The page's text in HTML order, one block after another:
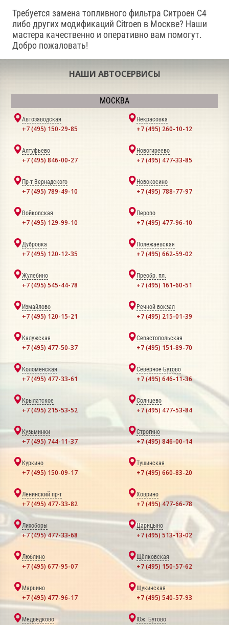
Требуется замена топливного фильтра Ситроен С4
либо других модификаций Citroen в Москве? Наши
мастера качественно и оперативно вам помогут.
Добро пожаловать!
НАШИ АВТОСЕРВИСЫ
МОСКВА
Автозаводская
+7 (495) 150-29-85
Некрасовка
+7 (495) 260-10-12
Алтуфьево
+7 (495) 846-00-27
Новогиреево
+7 (495) 477-33-85
Пр-т Вернадского
+7 (495) 789-49-10
Новокосино
+7 (495) 788-77-97
Войковская
+7 (495) 129-99-10
Перово
+7 (495) 477-96-10
Дубровка
+7 (495) 120-12-35
Полежаевская
+7 (495) 662-59-02
Жулебино
+7 (495) 545-44-78
Преобр. пл.
+7 (495) 161-60-51
Измайлово
+7 (495) 120-15-21
Речной вокзал
+7 (495) 215-01-39
Калужская
+7 (495) 477-50-37
Севастопольская
+7 (495) 151-89-70
Коломенская
+7 (495) 477-33-61
Северное Бутово
+7 (495) 646-11-36
Крылатское
+7 (495) 215-53-52
Солнцево
+7 (495) 477-53-84
Кузьминки
+7 (495) 744-11-37
Строгино
+7 (495) 846-00-14
Куркино
+7 (495) 150-09-17
Тушинская
+7 (495) 660-83-20
Ленинский пр-т
+7 (495) 477-33-82
Ховрино
+7 (495) 477-66-78
Лихоборы
+7 (495) 477-33-68
Царицыно
+7 (495) 513-13-02
Люблино
+7 (495) 677-95-07
Щёлковская
+7 (495) 150-57-62
Марьино
+7 (495) 477-96-17
Щукинская
+7 (495) 540-57-93
Медведково Юж. Бутово